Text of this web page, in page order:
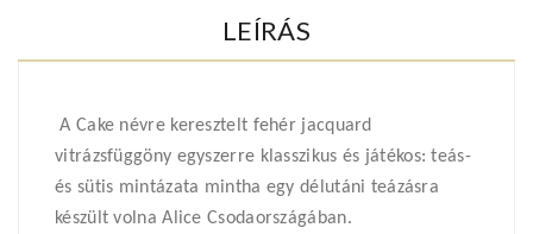
LEÍRÁS
A Cake névre keresztelt fehér jacquard
vitrázsfüggöny egyszerre klasszikus és játékos: teás-
és sütis mintázata mintha egy délutáni teázásra
készült volna Alice Csodaországában.